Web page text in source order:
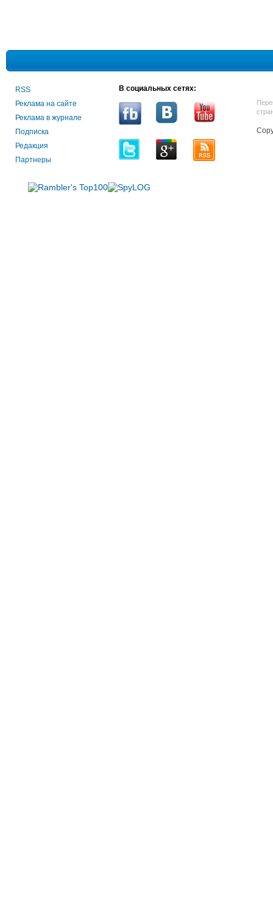
RSS
Реклама на сайте
Реклама в журнале
Подписка
Редакция
Партнеры
В социальных сетях: